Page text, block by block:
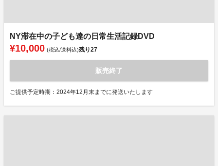
NY滞在中の子ども達の日常生活記録DVD
¥10,000 (税込/送料込)残り27
販売終了
ご提供予定時期：2024年12月末までに発送いたします